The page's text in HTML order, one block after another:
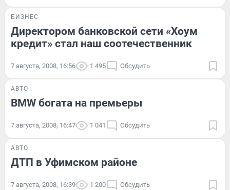
БИЗНЕС
Директором банковской сети «Хоум
кредит» стал наш соотечественник
7 августа, 2008, 16:56 1 495 Обсудить
АВТО
BMW богата на премьеры
7 августа, 2008, 16:47 1 041 Обсудить
АВТО
ДТП в Уфимском районе
7 августа, 2008, 16:39 1 200 Обсудить